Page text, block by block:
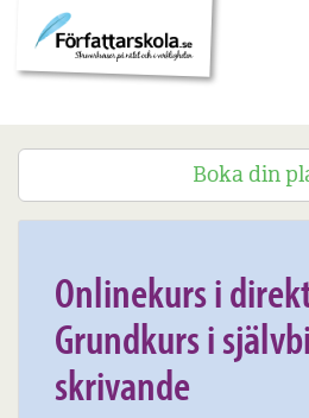
Boka din
22-25 oktober 2020
Onlinekurs i
Grundkurs i
skrivande